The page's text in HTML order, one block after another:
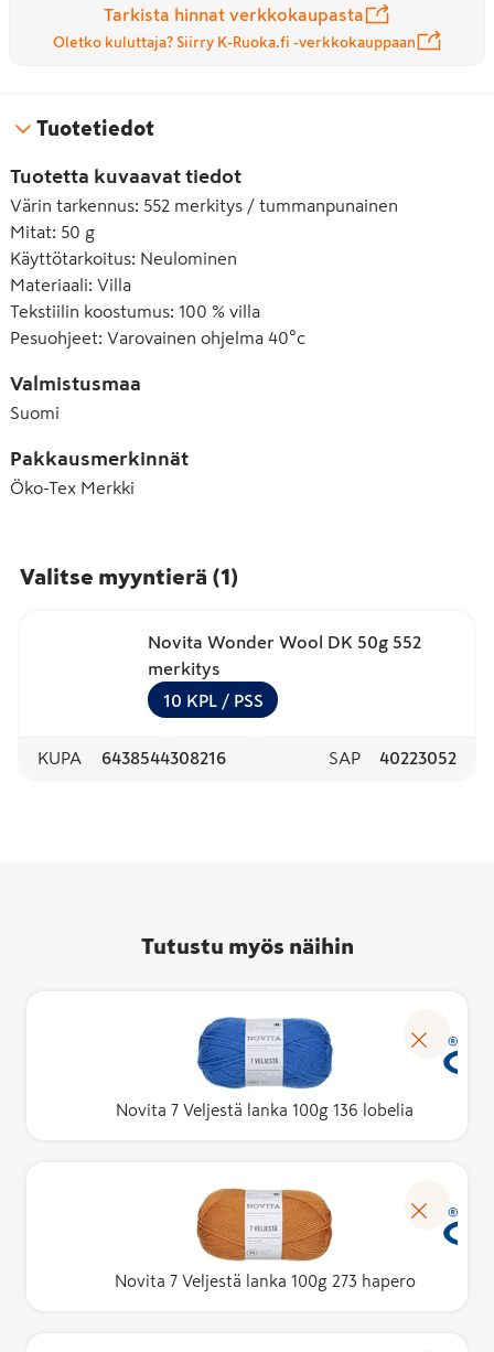
Tarkista hinnat verkkokaupasta
Oletko kuluttaja? Siirry K-Ruoka.fi -verkkokauppaan
Tuotetiedot
Tuotetta kuvaavat tiedot
Värin tarkennus: 552 merkitys / tummanpunainen
Mitat: 50 g
Käyttötarkoitus: Neulominen
Materiaali: Villa
Tekstiilin koostumus: 100 % villa
Pesuohjeet: Varovainen ohjelma 40°c
Valmistusmaa
Suomi
Pakkausmerkinnät
Öko-Tex Merkki
Valitse myyntierä (1 )
Novita Wonder Wool DK 50g 552
merkitys
10 KPL / PSS
KUPA 6438544308216 SAP 40223052
Tutustu myös näihin
Novita 7 Veljestä lanka 100g 136 lobelia
Novita 7 Veljestä lanka 100g 273 hapero